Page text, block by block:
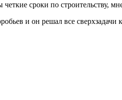
сроки по строительству,
и он решал все